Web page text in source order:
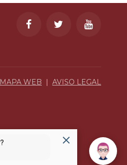
MAPA WEB | AVISO LEGAL